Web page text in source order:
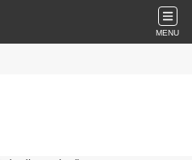
MENU